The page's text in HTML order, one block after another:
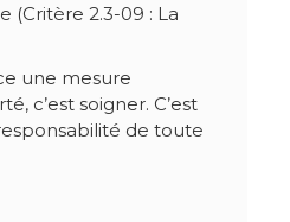
(Critère 2.3-09 : La
une mesure
c’est soigner. C’est
de toute